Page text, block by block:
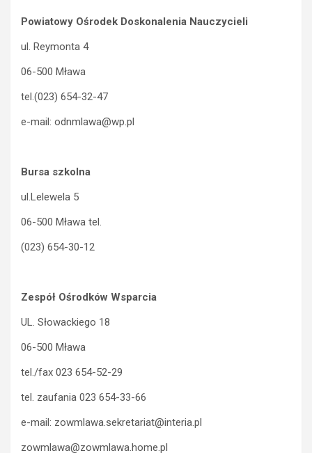
Powiatowy Ośrodek Doskonalenia Nauczycieli
ul. Reymonta 4
06-500 Mława
tel.(023) 654-32-47
e-mail: odnmlawa@wp.pl
Bursa szkolna
ul.Lelewela 5
06-500 Mława tel.
(023) 654-30-12
Zespół Ośrodków Wsparcia
UL. Słowackiego 18
06-500 Mława
tel./fax 023 654-52-29
tel. zaufania 023 654-33-66
e-mail: zowmlawa.sekretariat@interia.pl
zowmlawa@zowmlawa.home.pl